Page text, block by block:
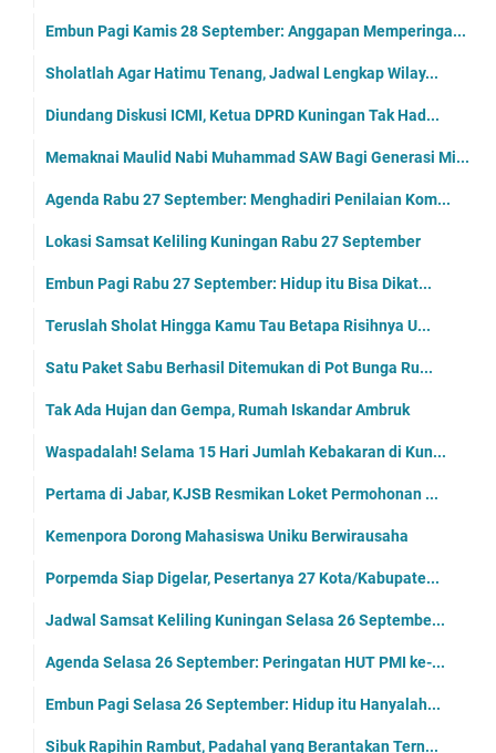
Embun Pagi Kamis 28 September: Anggapan Memperinga...
Sholatlah Agar Hatimu Tenang, Jadwal Lengkap Wilay...
Diundang Diskusi ICMI, Ketua DPRD Kuningan Tak Had...
Memaknai Maulid Nabi Muhammad SAW Bagi Generasi Mi...
Agenda Rabu 27 September: Menghadiri Penilaian Kom...
Lokasi Samsat Keliling Kuningan Rabu 27 September
Embun Pagi Rabu 27 September: Hidup itu Bisa Dikat...
Teruslah Sholat Hingga Kamu Tau Betapa Risihnya U...
Satu Paket Sabu Berhasil Ditemukan di Pot Bunga Ru...
Tak Ada Hujan dan Gempa, Rumah Iskandar Ambruk
Waspadalah! Selama 15 Hari Jumlah Kebakaran di Kun...
Pertama di Jabar, KJSB Resmikan Loket Permohonan ...
Kemenpora Dorong Mahasiswa Uniku Berwirausaha
Porpemda Siap Digelar, Pesertanya 27 Kota/Kabupate...
Jadwal Samsat Keliling Kuningan Selasa 26 Septembe...
Agenda Selasa 26 September: Peringatan HUT PMI ke-...
Embun Pagi Selasa 26 September: Hidup itu Hanyalah...
Sibuk Rapihin Rambut, Padahal yang Berantakan Tern...